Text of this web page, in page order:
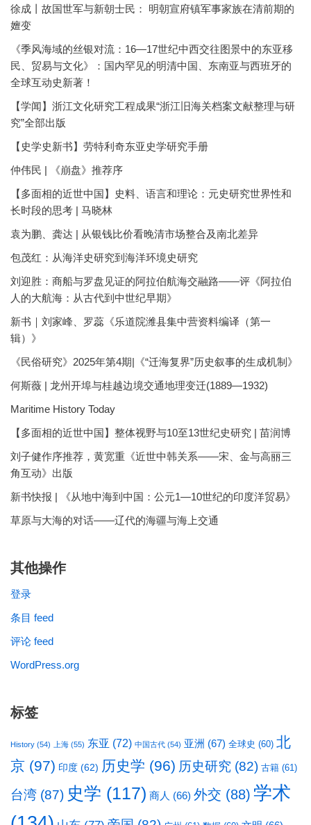
徐成丨故国世军与新朝士民： 明朝宣府镇军事家族在清前期的
嬗变
《季风海域的丝银对流：16—17世纪中西交往图景中的东亚移
民、贸易与文化》：国内罕见的明清中国、东南亚与西班牙的
全球互动史新著！
【学闻】浙江文化研究工程成果“浙江旧海关档案文献整理与研
究”全部出版
【史学史新书】劳特利奇东亚史学研究手册
仲伟民 | 《崩盘》推荐序
【多面相的近世中国】史料、语言和理论：元史研究世界性和
长时段的思考 | 马晓林
袁为鹏、龚达 | 从银钱比价看晚清市场整合及南北差异
包茂红：从海洋史研究到海洋环境史研究
刘迎胜：商船与罗盘见证的阿拉伯航海交融路——评《阿拉伯
人的大航海：从古代到中世纪早期》
新书｜刘家峰、罗蕊《乐道院潍县集中营资料编译（第一
辑）》
《民俗研究》2025年第4期|《“迁海复界”历史叙事的生成机制》
何斯薇 | 龙州开埠与桂越边境交通地理变迁(1889—1932)
Maritime History Today
【多面相的近世中国】整体视野与10至13世纪史研究 | 苗润博
刘子健作序推荐，黄宽重《近世中韩关系——宋、金与高丽三
角互动》出版
新书快报 | 《从地中海到中国：公元1—10世纪的印度洋贸易》
草原与大海的对话——辽代的海疆与海上交通
其他操作
登录
条目 feed
评论 feed
WordPress.org
标签
History (54) 上海 (55) 东亚 (72) 中国古代 (54) 亚洲 (67) 全球史 (60) 北
京 (97) 印度 (62) 历史学 (96) 历史研究 (82) 古籍 (61)
台湾 (87) 史学 (117) 商人 (66) 外交 (88) 学术